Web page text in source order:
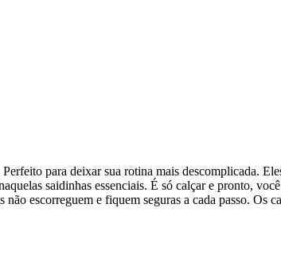
para deixar sua rotina mais descomplicada.
saidinhas essenciais. É só calçar e pronto,
escorreguem e fiquem seguras a cada passo. Os